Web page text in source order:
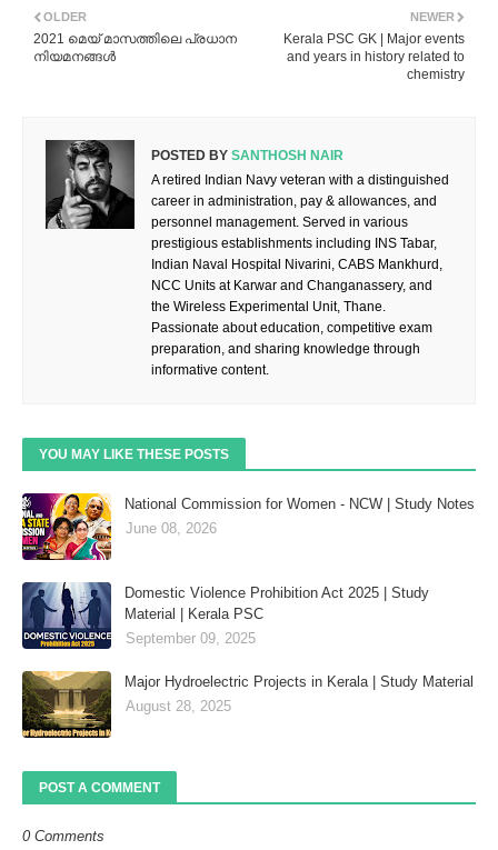
NEWER
Kerala PSC GK | Major events
and years in history related to
chemistry
OLDER
2021 മെയ് മാസത്തിലെ പ്രധാന
നിയമനങ്ങൾ
POSTED BY SANTHOSH NAIR
A retired Indian Navy veteran with a distinguished
career in administration, pay & allowances, and
personnel management. Served in various
prestigious establishments including INS Tabar,
Indian Naval Hospital Nivarini, CABS Mankhurd,
NCC Units at Karwar and Changanassery, and
the Wireless Experimental Unit, Thane.
Passionate about education, competitive exam
preparation, and sharing knowledge through
informative content.
YOU MAY LIKE THESE POSTS
National Commission for Women - NCW | Study Notes
June 08, 2026
Domestic Violence Prohibition Act 2025 | Study
Material | Kerala PSC
September 09, 2025
Major Hydroelectric Projects in Kerala | Study Material
August 28, 2025
POST A COMMENT
0 Comments